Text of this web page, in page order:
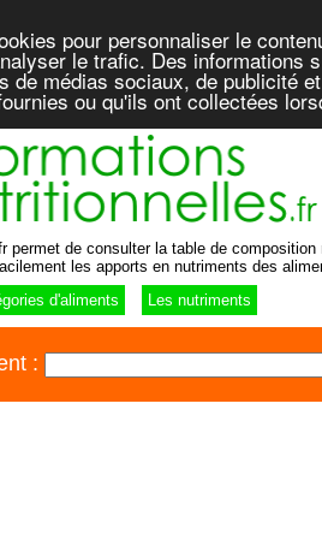
pour personnaliser le
le trafic. Des informations
de médias sociaux, de publicité
ou qu'ils ont collectées
permet de consulter la table de
les apports en nutriments des
d'aliments Les nutriments
: